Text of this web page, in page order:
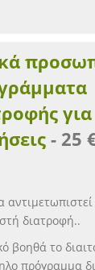
για
- 25
διατροφή..
βοηθά το
πρόγραμμα